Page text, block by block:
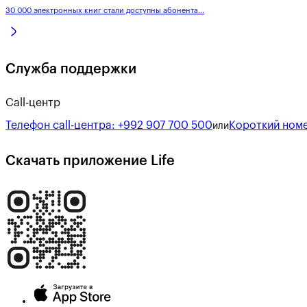
30 000 электронных книг стали доступны абонента...
Служба поддержки
Call-центр
Телефон call-центра: +992 907 700 500или Короткий
Скачать приложение Life